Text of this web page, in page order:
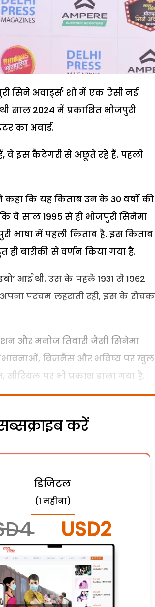
सिने अवार्ड्स’ शो में एक ऐसी नई
साल 2024 में प्रकाशित भोजपुरी
का अवार्ड.
वे इस कैटेगरी से अछूते रहे हैं. पहली
कि यह किताब उन के 30 वर्षों की
वे साल 1995 से ही भोजपुरी सिनेमा
भाषा में पहली किताब है. इस किताब
बारीकी से वर्णन किया गया है.
आई थी. उस के पहले 1931 से 1962
परचम लहराती रही, इस के रोचक
और मनोज तिवारी जैसी सिनेमा
संभावनाओं, बिजनैस और भविष्य पर खुल
पर भी प्रकाश डाला गया है.
करें
डिजिटल
(1 महीना)
USD2